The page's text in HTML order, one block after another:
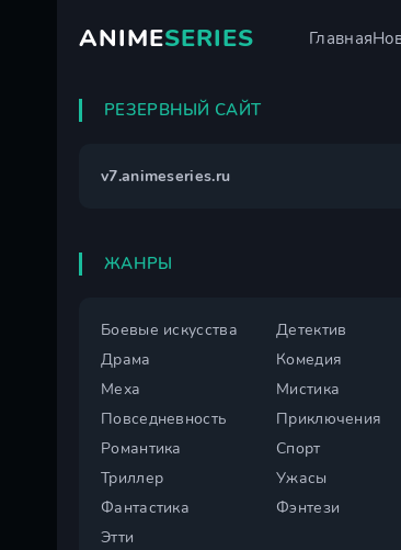
ANIMESERIES Главная
РЕЗЕРВНЫЙ САЙТ
v7.animeseries.ru
ЖАНРЫ
Боевые искусства
Детектив
Драма
Комедия
Меха
Мистика
Повседневность
Приключения
Романтика
Спорт
Триллер
Ужасы
Фантастика
Фэнтези
Этти